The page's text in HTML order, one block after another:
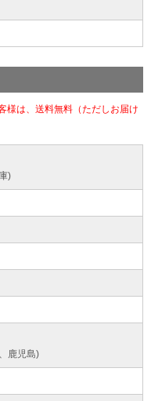
様は、送料無料（ただしお届け
)
鹿児島)